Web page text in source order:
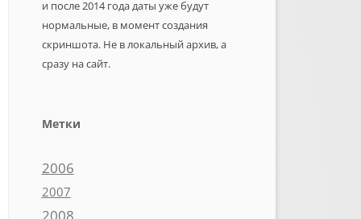
и после 2014 года даты уже будут
нормальные, в момент создания
скриншота. Не в локальный архив, а
сразу на сайт.
Метки
2006
2007